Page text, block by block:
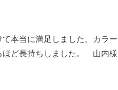
本当に満足しました。カラ
ほど長持ちしました。 山内様